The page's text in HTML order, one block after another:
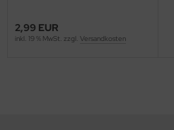
2,99 EUR
inkl. 19 % MwSt. zzgl. Versandkosten